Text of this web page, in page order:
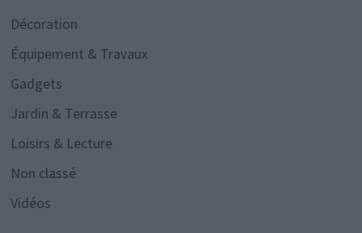
Décoration
Équipement & Travaux
Gadgets
Jardin & Terrasse
Loisirs & Lecture
Non classé
Vidéos